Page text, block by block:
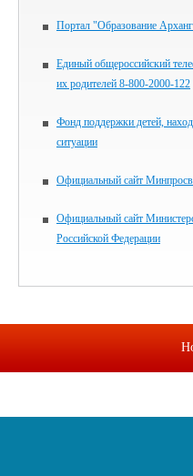
Портал "Образование
Единый общероссийский
их родителей 8-800-2000-122
Фонд поддержки детей,
ситуации
Официальный сайт
Официальный сайт
Российской Федерации